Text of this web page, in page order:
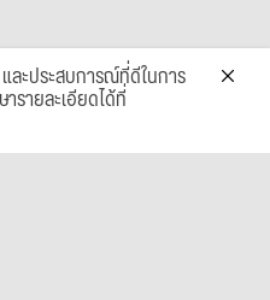
ละประสบการณ์ที่ดีในการ
รายละเอียดได้ที่